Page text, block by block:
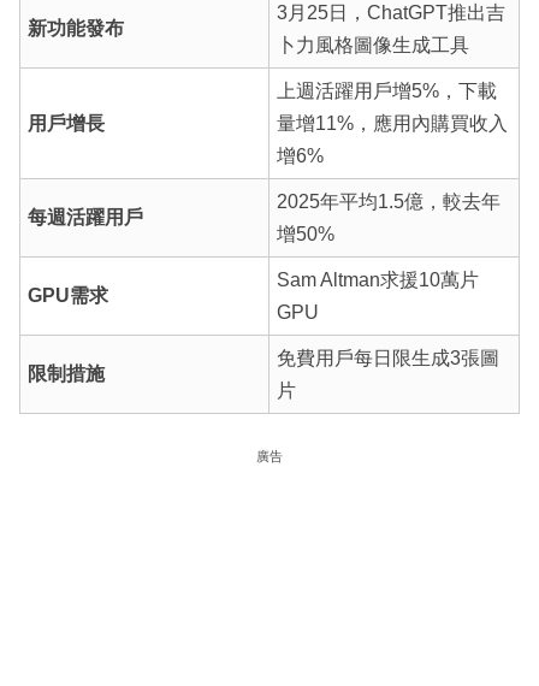
新功能發布
3月25日，ChatGPT推出吉
卜力風格圖像生成工具
用戶增長
上週活躍用戶增5%，下載
量增11%，應用內購買收入
增6%
每週活躍用戶
2025年平均1.5億，較去年
增50%
GPU需求
Sam Altman求援10萬片
GPU
限制措施
免費用戶每日限生成3張圖
片
廣告